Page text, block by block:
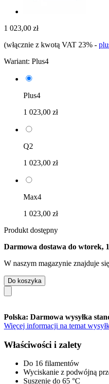
1 023,00 zł
(włącznie z kwotą VAT 23% -
Wariant: Plus4
Plus4
1 023,00 zł
Q2
1 023,00 zł
Max4
1 023,00 zł
Produkt dostępny
Darmowa dostawa do wtorek,
W naszym magazynie znajduje
Do koszyka
Polska: Darmowa wysyłka
Więcej informacji na temat
Właściwości i zalety
Do 16 filamentów
Wyciskanie z podwójną
Suszenie do 65 °C